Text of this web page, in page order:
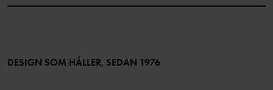
Bli medlem
DESIGN SOM HÅLLER, SEDAN 1976